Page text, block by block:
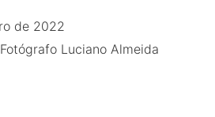
de 2022
Luciano Almeida